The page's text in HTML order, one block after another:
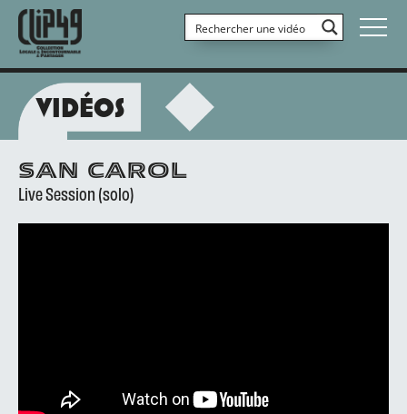
VIDÉOS
SAN CAROL
Live Session (solo)